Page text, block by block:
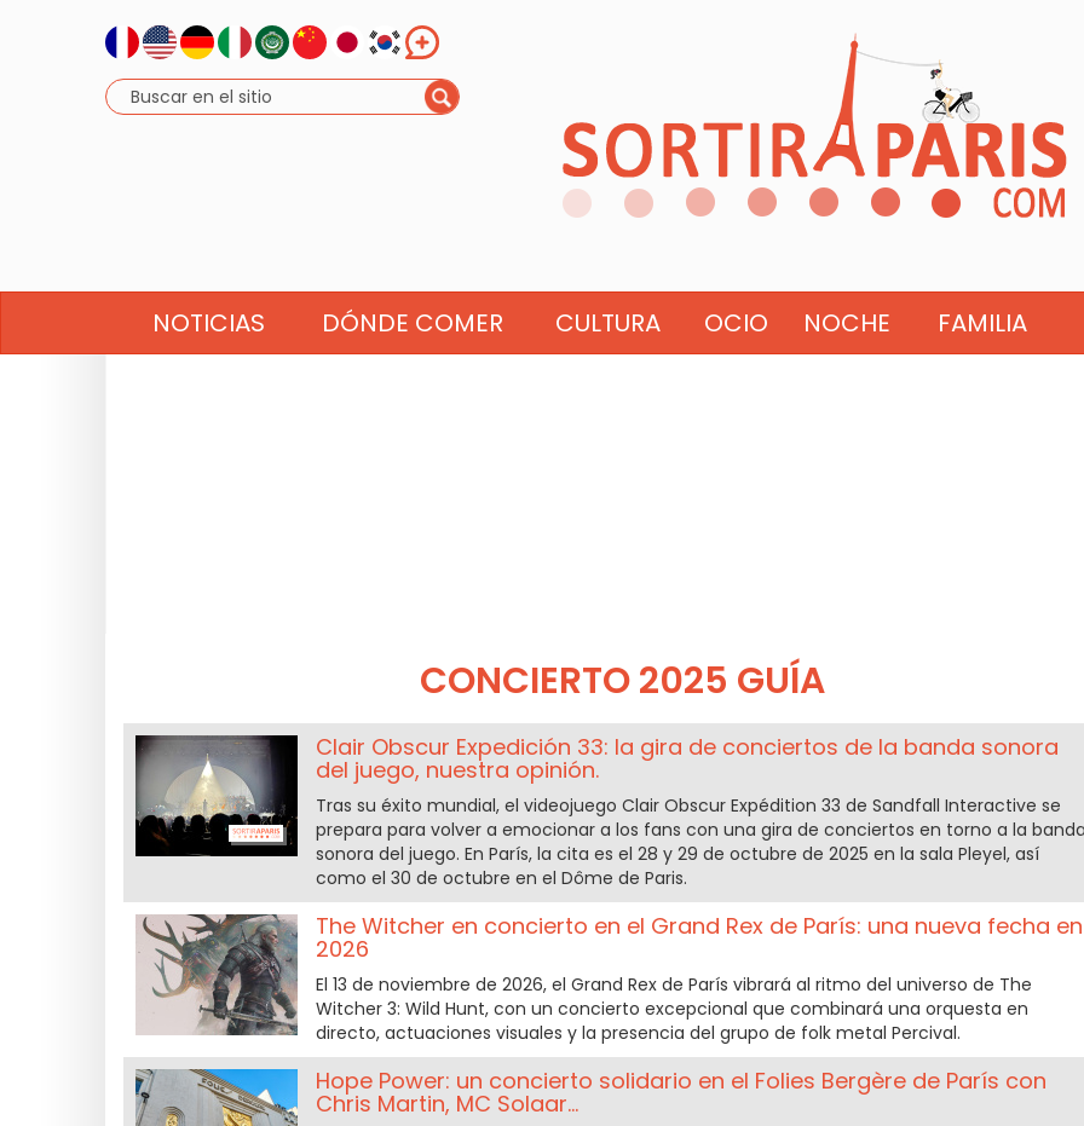
NOTICIAS DÓNDE COMER CULTURA OCIO NOCHE FAMILIA
CONCIERTO 2025 GUÍA
Clair Obscur Expedición 33: la gira de conciertos de la banda sonora
del juego, nuestra opinión.
Tras su éxito mundial, el videojuego Clair Obscur Expédition 33 de Sandfall Interactive se
prepara para volver a emocionar a los fans con una gira de conciertos en torno a la
sonora del juego. En París, la cita es el 28 y 29 de octubre de 2025 en la sala Pleyel, así
como el 30 de octubre en el Dôme de Paris.
The Witcher en concierto en el Grand Rex de París: una nueva fecha en
2026
El 13 de noviembre de 2026, el Grand Rex de París vibrará al ritmo del universo de The
Witcher 3: Wild Hunt, con un concierto excepcional que combinará una orquesta en
directo, actuaciones visuales y la presencia del grupo de folk metal Percival.
Hope Power: un concierto solidario en el Folies Bergère de París con
Chris Martin, MC Solaar...